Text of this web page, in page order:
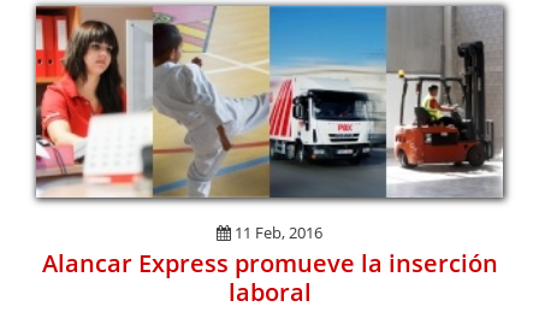
11 Feb, 2016
Alancar Express promueve la inserción
laboral